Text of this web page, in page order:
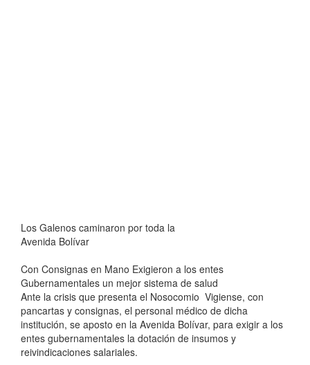
Los Galenos caminaron por toda la
Avenida Bolívar
Con Consignas en Mano Exigieron a los entes
Gubernamentales un mejor sistema de salud
Ante la crisis que presenta el Nosocomio Vigiense, con
pancartas y consignas, el personal médico de dicha
institución, se aposto en la Avenida Bolívar, para exigir a los
entes gubernamentales la dotación de insumos y
reivindicaciones salariales.